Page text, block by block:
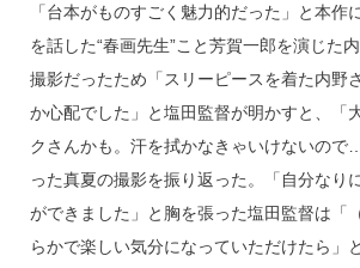
「台本がものすごく魅力的だった」と本作
を話した“春画先生”こと芳賀一郎を演じた
撮影だったため「スリーピースを着た内野
か心配でした」と塩田監督が明かすと、「
クさんかも。汗を拭かなきゃいけないので
った真夏の撮影を振り返った。「自分なり
ができました」と胸を張った塩田監督は「
らかで楽しい気分になっていただけたら」